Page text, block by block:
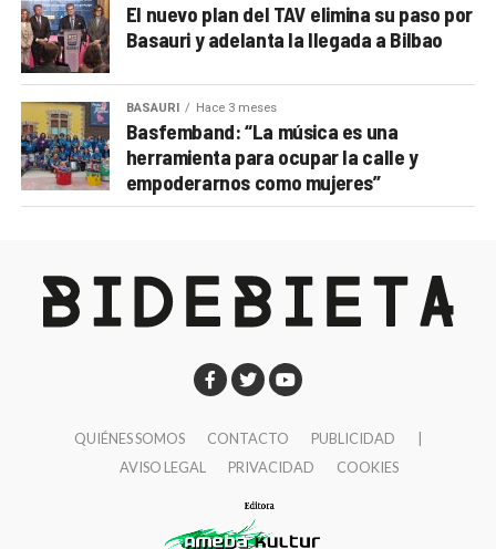
El nuevo plan del TAV elimina su paso por
Basauri y adelanta la llegada a Bilbao
BASAURI Hace 3 meses
Basfemband: “La música es una
herramienta para ocupar la calle y
empoderarnos como mujeres”
QUIÉNES SOMOS CONTACTO PUBLICIDAD
AVISO LEGAL
PRIVACIDAD COOKIES